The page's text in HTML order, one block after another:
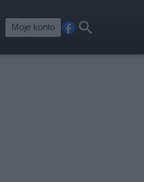
Moje konto
cebkaj